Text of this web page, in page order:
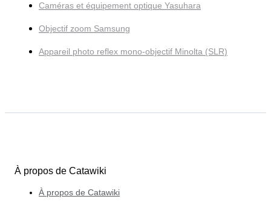
Caméras et équipement optique Yasuhara
Objectif zoom Samsung
Appareil photo reflex mono-objectif Minolta (SLR)
À propos de Catawiki
À propos de Catawiki